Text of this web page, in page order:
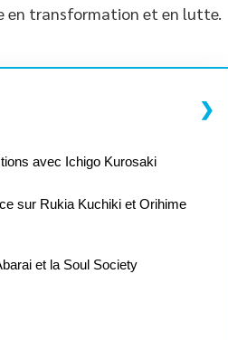
en transformation et en lutte.
avec Ichigo Kurosaki
sur Rukia Kuchiki et Orihime
et la Soul Society